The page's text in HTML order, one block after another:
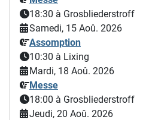
18:30 à Grosbliederstroff
Samedi, 15 Aoû. 2026
Assomption
10:30 à Lixing
Mardi, 18 Aoû. 2026
Messe
18:00 à Grosbliederstroff
Jeudi, 20 Aoû. 2026